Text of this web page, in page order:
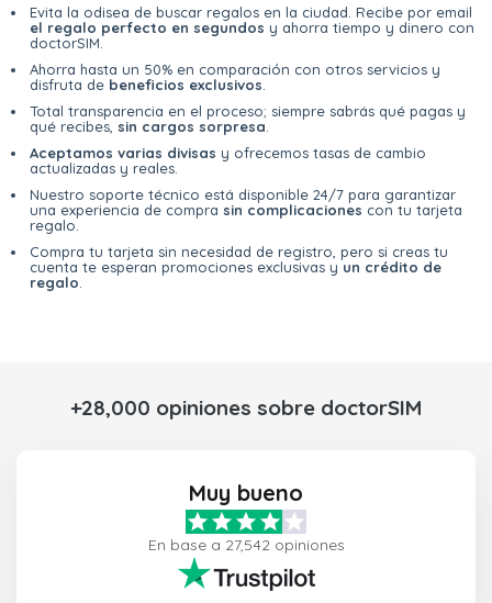
Evita la odisea de buscar regalos en la ciudad. Recibe por email
el regalo perfecto en segundos y ahorra tiempo y dinero con
doctorSIM.
Ahorra hasta un 50% en comparación con otros servicios y
disfruta de beneficios exclusivos
Total transparencia en el proceso; siempre sabrás qué pagas y
qué recibes, sin cargos sorpresa
Aceptamos varias divisas y ofrecemos tasas de cambio
actualizadas y reales.
Nuestro soporte técnico está disponible 24/7 para garantizar
una experiencia de compra sin complicaciones con tu tarjeta
regalo.
Compra tu tarjeta sin necesidad de registro, pero si creas tu
cuenta te esperan promociones exclusivas y un crédito de
regalo
+28,000 opiniones sobre doctorSIM
Muy bueno
En base a 27,542 opiniones